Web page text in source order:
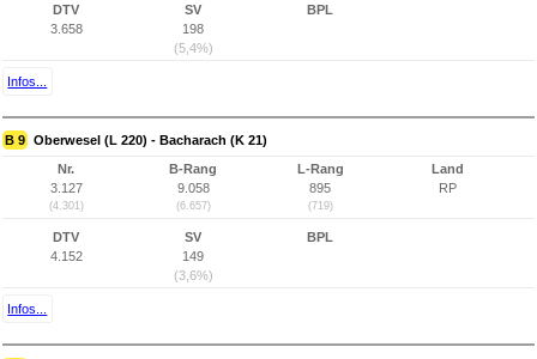
DTV
3.658
SV
198
(5,4%)
BPL
Infos...
B 9 Oberwesel (L 220) - Bacharach (K 21)
Nr.
3.127
(4.301)
B-Rang
9.058
(6.657)
L-Rang
895
(719)
Land
RP
DTV
4.152
SV
149
(3,6%)
BPL
Infos...